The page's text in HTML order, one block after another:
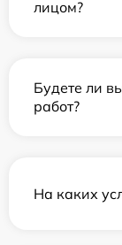
лицом?
Будете ли
работ?
На каких